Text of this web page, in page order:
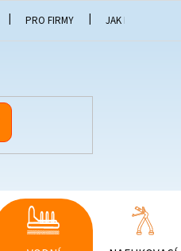
PRO FIRMY JAK NAKUPOVAT